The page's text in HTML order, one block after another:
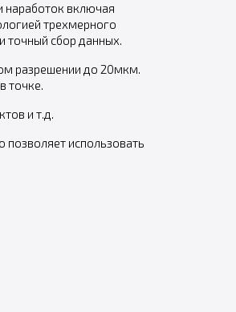
наработок включая
трехмерного
точный сбор данных.
разрешении до 20мкм.
точке.
и т.д.
использовать